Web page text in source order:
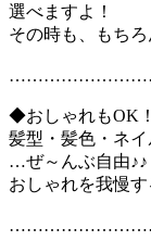
選べますよ！
その時も、もち
◆おしゃれもOK
髪型・髪色・ネ
…ぜ～んぶ自由♪♪
おしゃれを我慢